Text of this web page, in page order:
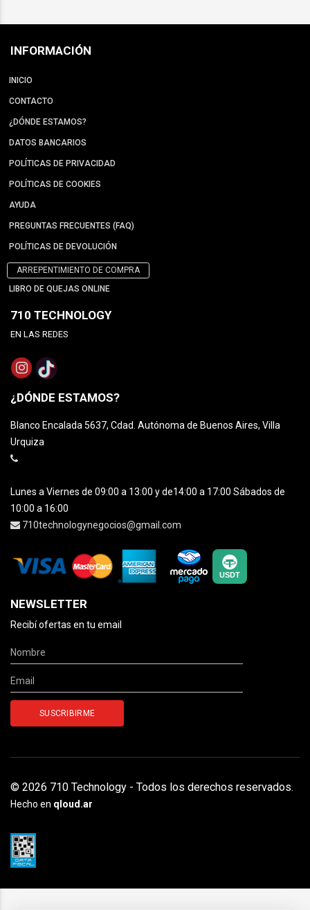
INFORMACIÓN
INICIO
CONTACTO
¿DÓNDE ESTAMOS?
DATOS BANCARIOS
POLÍTICAS DE PRIVACIDAD
POLÍTICAS DE COOKIES
AYUDA
PREGUNTAS FRECUENTES (FAQ)
POLÍTICAS DE DEVOLUCIÓN
ARREPENTIMIENTO DE COMPRA
LIBRO DE QUEJAS ONLINE
710 TECHNOLOGY
EN LAS REDES
¿DÓNDE ESTAMOS?
Blanco Encalada 5637, Cdad. Autónoma de Buenos Aires, Villa
Urquiza
Lunes a Viernes de 09:00 a 13:00 y de14:00 a 17:00 Sábados de
10:00 a 16:00
710technologynegocios@gmail.com
NEWSLETTER
Recibí ofertas en tu email
© 2026 710 Technology - Todos los derechos reservados.
Hecho en qloud.ar